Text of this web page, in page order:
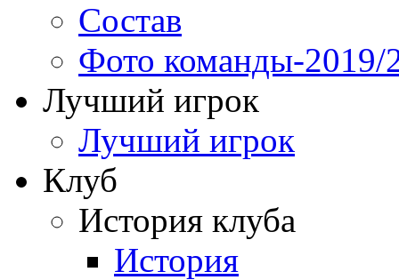
Состав
Фото команды-2019/
Лучший игрок
Лучший игрок
Клуб
История клуба
История